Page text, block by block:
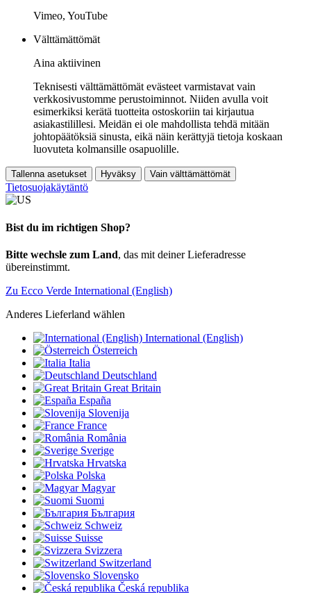
Vimeo, YouTube
Välttämättömät
Aina aktiivinen
Teknisesti välttämättömät evästeet varmistavat vain
verkkosivustomme perustoiminnot. Niiden avulla voit
esimerkiksi kerätä tuotteita ostoskoriin tai kirjautua
asiakastilillesi. Meidän ei ole mahdollista tehdä mitään
johtopäätöksiä sinusta, eikä näin kerättyjä tietoja koskaan
luovuteta kolmansille osapuolille.
Tallenna asetukset Hyväksy Vain välttämättömät
Tietosuojakäytäntö
Bist du im richtigen Shop?
Bitte wechsle zum Land, das mit deiner Lieferadresse
übereinstimmt.
Zu Ecco Verde International (English)
Anderes Lieferland wählen
International (English)
Österreich
Italia
Deutschland
Great Britain
España
Slovenija
France
România
Sverige
Hrvatska
Polska
Magyar
Suomi
България
Schweiz
Suisse
Svizzera
Switzerland
Slovensko
Česká republika